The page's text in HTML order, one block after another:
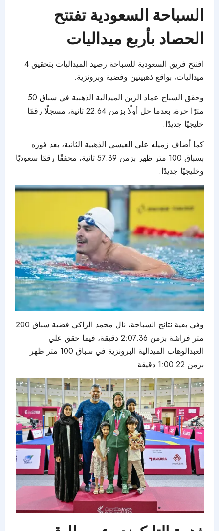
السباحة السعودية تفتتح
الحصاد بأربع ميداليات
افتتح فريق السعودية للسباحة رصيد الميداليات بتحقيق 4
ميداليات، بواقع ذهبيتين وفضية وبرونزية.
وحقق السباح عماد الزبن الميدالية الذهبية في سباق 50
مترًا حرة، بعدما حل أولًا بزمن 22.64 ثانية، مسجلًا رقمًا
خليجيًا جديدًا.
كما أضاف زميله علي العيسى الذهبية الثانية، بعد فوزه
بسباق 100 متر ظهر بزمن 57.39 ثانية، محققًا رقمًا سعوديًا
وخليجيًا جديدًا.
وفي بقية نتائج السباحة، نال محمد الزاكي فضية سباق 200
متر فراشة بزمن 2:07.36 دقيقة، فيما حقق علي
العبدالوهاب الميدالية البرونزية في سباق 100 متر ظهر
بزمن 1:00.22 دقيقة.